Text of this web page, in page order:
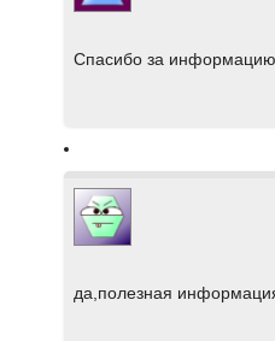
Спасибо за информацию
да,полезная